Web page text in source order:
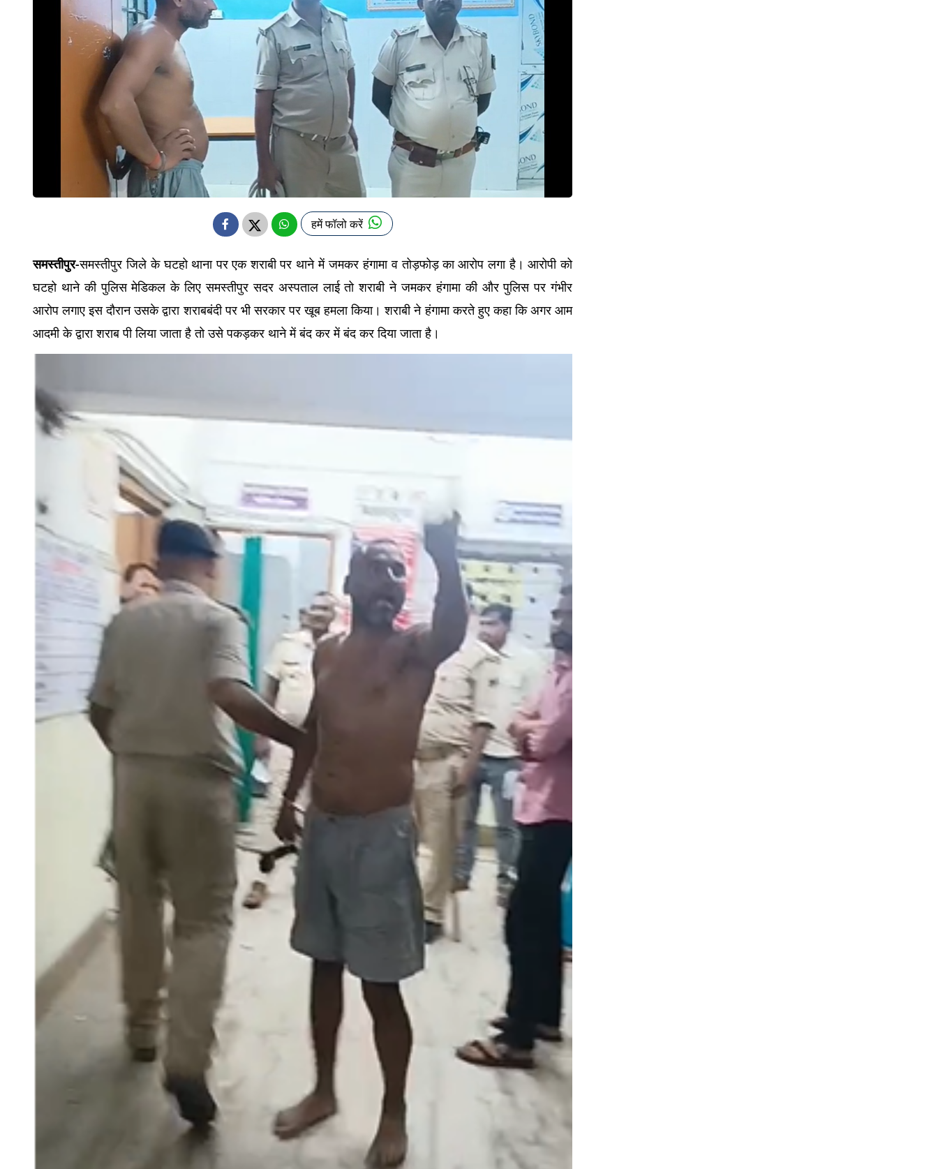
हमें फॉलो करें
समस्तीपुर-समस्तीपुर जिले के घटहो थाना पर एक शराबी पर थाने में जमकर हंगामा व तोड़फोड़ का आरोप लगा है। आरोपी को
घटहो थाने की पुलिस मेडिकल के लिए समस्तीपुर सदर अस्पताल लाई तो शराबी ने जमकर हंगामा की और पुलिस पर गंभीर
आरोप लगाए इस दौरान उसके द्वारा शराबबंदी पर भी सरकार पर खूब हमला किया। शराबी ने हंगामा करते हुए कहा कि अगर आम
आदमी के द्वारा शराब पी लिया जाता है तो उसे पकड़कर थाने में बंद कर में बंद कर दिया जाता है।